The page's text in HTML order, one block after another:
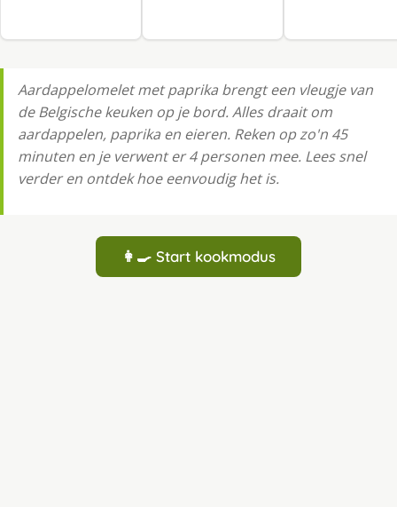
Aardappelomelet met paprika brengt een vleugje van
de Belgische keuken op je bord. Alles draait om
aardappelen, paprika en eieren. Reken op zo'n 45
minuten en je verwent er 4 personen mee. Lees snel
verder en ontdek hoe eenvoudig het is.
👩‍🍳 Start kookmodus